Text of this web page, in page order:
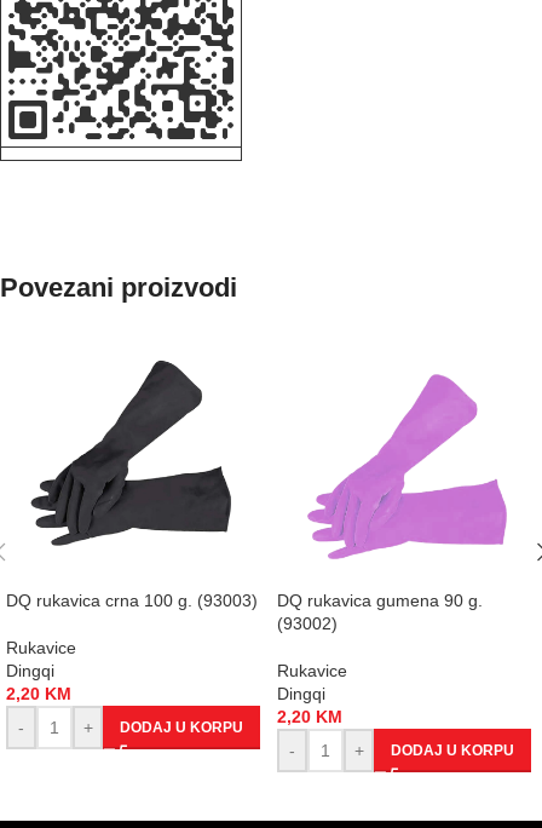
Povezani proizvodi
DQ rukavica crna 100 g. (93003)
Rukavice
Dingqi
2,20 KM
-
+ DODAJ U KORPU
DQ rukavica gumena 90 g.
(93002)
Rukavice
Dingqi
2,20 KM
-
+ DODAJ U KORPU